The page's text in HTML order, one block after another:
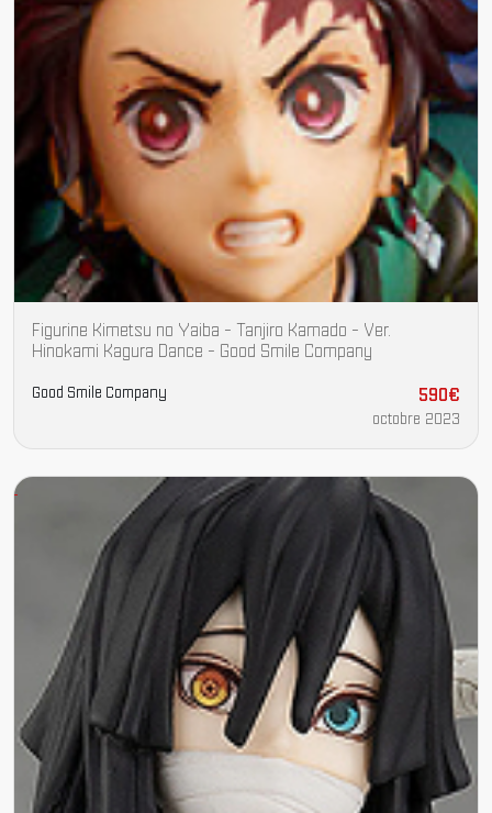
Figurine Kimetsu no Yaiba - Tanjiro Kamado - Ver.
Hinokami Kagura Dance - Good Smile Company
Good Smile Company 590€
octobre 2023